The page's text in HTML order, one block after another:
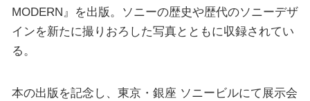
MODERN』を出版。ソニーの歴史や歴代のソニーデザ
インを新たに撮りおろした写真とともに収録されてい
る。
本の出版を記念し、東京・銀座 ソニービルにて展示会